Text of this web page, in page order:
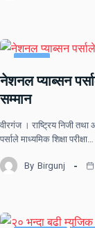
नेशनल प्याब्सन
सम्मान
वीरगंज । राष्ट्रिय निजी
पर्साले माध्यमिक शिक्षा परीक्षा…
By Birgunj